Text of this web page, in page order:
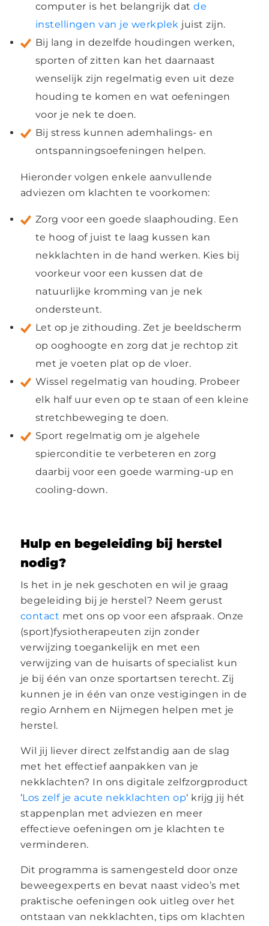
computer is het belangrijk datde
instellingen van je werkplek juist zijn.
Bij lang in dezelfde houdingen werken,
sporten of zitten kan het daarnaast
wenselijk zijn regelmatig even uit deze
houding te komen en wat oefeningen
voor je nek te doen.
Bij stress kunnen ademhalings- en
ontspanningsoefeningen helpen.
Hieronder volgen enkele aanvullende
adviezen om klachten te voorkomen:
Zorg voor een goede slaaphouding. Een
te hoog of juist te laag kussen kan
nekklachten in de hand werken. Kies bij
voorkeur voor een kussen dat de
natuurlijke kromming van je nek
ondersteunt.
Let op je zithouding. Zet je beeldscherm
op ooghoogte en zorg dat je rechtop zit
met je voeten plat op de vloer.
Wissel regelmatig van houding. Probeer
elk half uur even op te staan of een kleine
stretchbeweging te doen.
Sport regelmatig om je algehele
spierconditie te verbeteren en zorg
daarbij voor een goede warming-up en
cooling-down.
Hulp en begeleiding bij herstel
nodig?
Is het in je nek geschoten en wil je graag
begeleiding bij je herstel? Neem gerust
contact met ons op voor een afspraak. Onze
(sport)fysiotherapeuten zijn zonder
verwijzing toegankelijk en met een
verwijzing van de huisarts of specialist kun
je bij één van onze sportartsen terecht. Zij
kunnen je in één van onze vestigingen in de
regio Arnhem en Nijmegen helpen met je
herstel.
Wil jij liever direct zelfstandig aan de slag
met het effectief aanpakken van je
nekklachten? In ons digitale zelfzorgproduct
‘Los zelf je acute nekklachten op‘ krijg jij hét
stappenplan met adviezen en meer
effectieve oefeningen om je klachten te
verminderen.
Dit programma is samengesteld door onze
beweegexperts en bevat naast video’s met
praktische oefeningen ook uitleg over het
ontstaan van nekklachten, tips om klachten